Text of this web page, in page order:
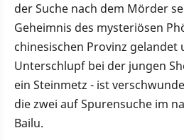
der Suche nach dem Mörder
Geheimnis des mysteriösen
chinesischen Provinz
Unterschlupf bei der jungen
ein Steinmetz - ist
die zwei auf Spurensuche im
Bailu.